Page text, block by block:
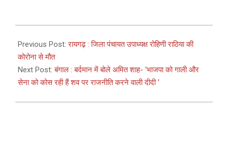
04-
18
Previous Post:रायगढ़ : जिला पंचायत उपाध्यक्ष रोहिणी राठिया की
कोरोना से मौत
Next Post:बंगाल : बर्दमान में बोले अमित शाह- ‘भाजपा को गाली और
सेना को कोस रही हैं शव पर राजनीति करने वाली दीदी ‘